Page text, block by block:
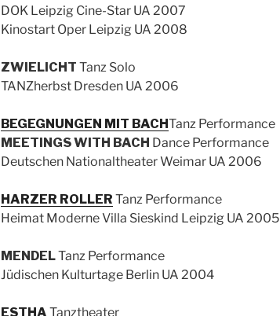
DOK Leipzig Cine-Star UA 2007
Kinostart Oper Leipzig UA 2008
ZWIELICHT Tanz Solo
TANZherbst Dresden UA 2006
BEGEGNUNGEN MIT BACHTanz Performance
MEETINGS WITH BACH Dance Performance
Deutschen Nationaltheater Weimar UA 2006
HARZER ROLLER Tanz Performance
Heimat Moderne Villa Sieskind Leipzig UA 2005
MENDELTanz Performance
Jüdischen Kulturtage Berlin UA 2004
ESTHA Tanztheater